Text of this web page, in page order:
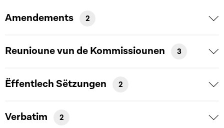
Amendements 2
Reunioune vun de Kommissiounen 3
Ëffentlech Sëtzungen 2
Verbatim 2